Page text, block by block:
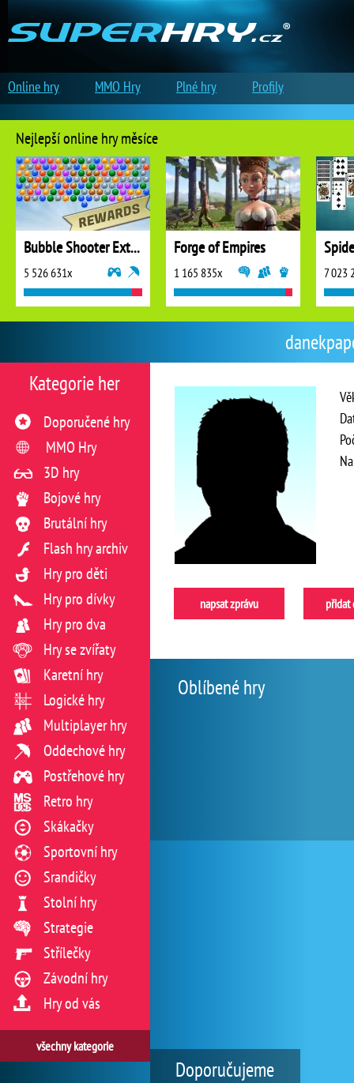
napsat zprávu přidat
Oblíbené hry
Kategorie her
Doporučené hry
MMO Hry
3D hry
Bojové hry
Brutální hry
Flash hry archiv
Hry pro děti
Hry pro dívky
Hry pro dva
Hry se zvířaty
Karetní hry
Logické hry
Multiplayer hry
Oddechové hry
Postřehové hry
Retro hry
Skákačky
Sportovní hry
Srandičky
Stolní hry
Strategie
Střílečky
Závodní hry
Hry od vás
všechny kategorie
Doporučujeme
Nejlepší online hry měsíce
Bubble Shooter Extreme
5 526 631x
Forge of Empires
1 165 835x 7 023
Online hry MMO Hry Plné hry Profily